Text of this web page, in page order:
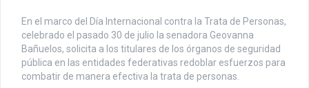
En el marco del Día Internacional contra la Trata de Personas,
celebrado el pasado 30 de julio la senadora Geovanna
Bañuelos, solicita a los titulares de los órganos de seguridad
pública en las entidades federativas redoblar esfuerzos para
combatir de manera efectiva la trata de personas.